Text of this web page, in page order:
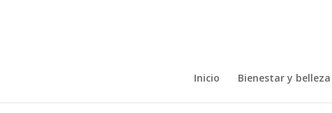
Inicio Bienestar y belleza